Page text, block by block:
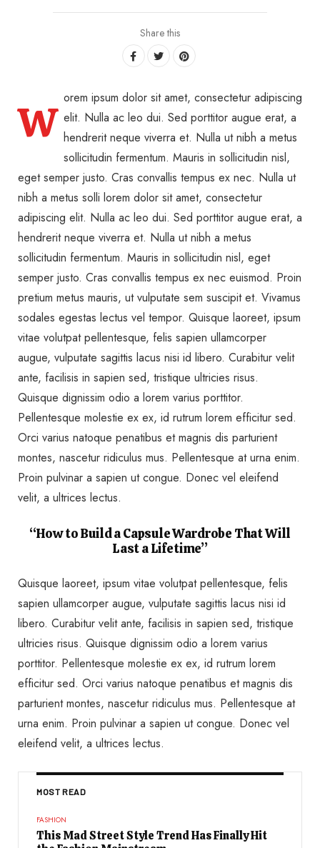
Share this
W orem ipsum dolor sit amet, consectetur adipiscing
elit. Nulla ac leo dui. Sed porttitor augue erat, a
hendrerit neque viverra et. Nulla ut nibh a metus
sollicitudin fermentum. Mauris in sollicitudin nisl,
eget semper justo. Cras convallis tempus ex nec. Nulla ut
nibh a metus solli lorem dolor sit amet, consectetur
adipiscing elit. Nulla ac leo dui. Sed porttitor augue erat, a
hendrerit neque viverra et. Nulla ut nibh a metus
sollicitudin fermentum. Mauris in sollicitudin nisl, eget
semper justo. Cras convallis tempus ex nec euismod. Proin
pretium metus mauris, ut vulputate sem suscipit et. Vivamus
sodales egestas lectus vel tempor. Quisque laoreet, ipsum
vitae volutpat pellentesque, felis sapien ullamcorper
augue, vulputate sagittis lacus nisi id libero. Curabitur velit
ante, facilisis in sapien sed, tristique ultricies risus.
Quisque dignissim odio a lorem varius porttitor.
Pellentesque molestie ex ex, id rutrum lorem efficitur sed.
Orci varius natoque penatibus et magnis dis parturient
montes, nascetur ridiculus mus. Pellentesque at urna enim.
Proin pulvinar a sapien ut congue. Donec vel eleifend
velit, a ultrices lectus.
“How to Build a Capsule Wardrobe That Will
Last a Lifetime”
Quisque laoreet, ipsum vitae volutpat pellentesque, felis
sapien ullamcorper augue, vulputate sagittis lacus nisi id
libero. Curabitur velit ante, facilisis in sapien sed, tristique
ultricies risus. Quisque dignissim odio a lorem varius
porttitor. Pellentesque molestie ex ex, id rutrum lorem
efficitur sed. Orci varius natoque penatibus et magnis dis
parturient montes, nascetur ridiculus mus. Pellentesque at
urna enim. Proin pulvinar a sapien ut congue. Donec vel
eleifend velit, a ultrices lectus.
MOST READ
FASHION
This Mad Street Style Trend Has Finally Hit